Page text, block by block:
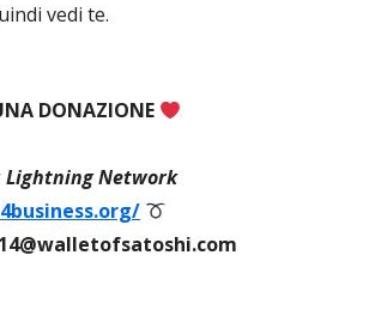
vedi te.
DONAZIONE
Lightning Network